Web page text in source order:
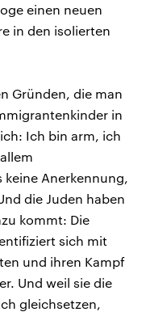
einen neuen
in den isolierten
Gründen, die man
in
Ich bin arm, ich
Anerkennung,
die Juden haben
kommt: Die
sich mit
und ihren Kampf
Und weil sie die
gleichsetzen,